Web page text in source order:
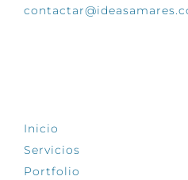
Inicio
Servicios
Portfolio